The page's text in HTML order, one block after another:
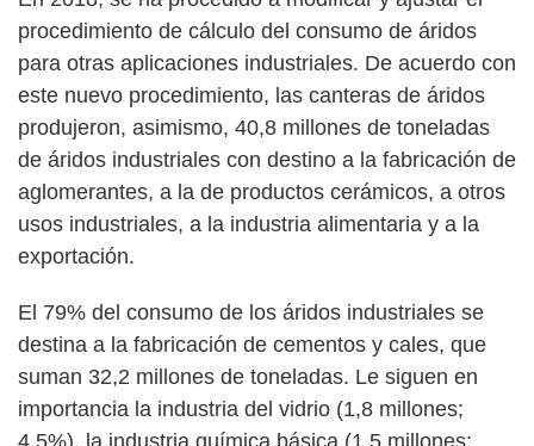
procedimiento de cálculo del consumo de áridos
para otras aplicaciones industriales. De acuerdo con
este nuevo procedimiento, las canteras de áridos
produjeron, asimismo, 40,8 millones de toneladas
de áridos industriales con destino a la fabricación de
aglomerantes, a la de productos cerámicos, a otros
usos industriales, a la industria alimentaria y a la
exportación.
El 79% del consumo de los áridos industriales se
destina a la fabricación de cementos y cales, que
suman 32,2 millones de toneladas. Le siguen en
importancia la industria del vidrio (1,8 millones;
4,5%), la industria química básica (1,5 millones;